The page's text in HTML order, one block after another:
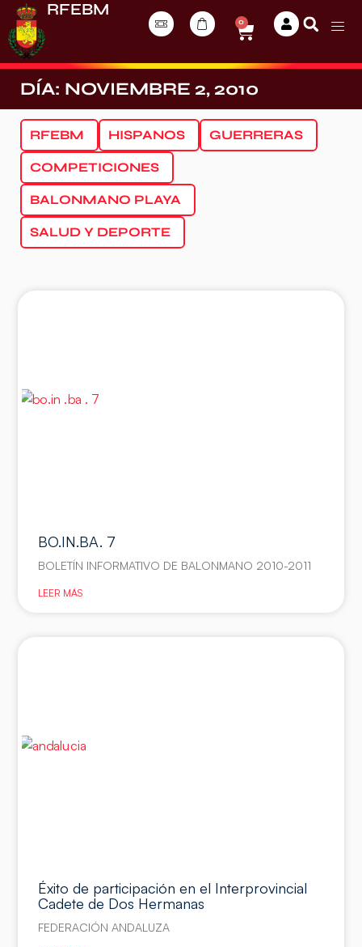
RFEBM
0
DÍA: NOVIEMBRE 2, 2010
RFEBM HISPANOS GUERRERAS
COMPETICIONES
BALONMANO PLAYA
SALUD Y DEPORTE
BO.IN.BA. 7
BOLETÍN INFORMATIVO DE BALONMANO 2010-2011
LEER MÁS
Éxito de participación en el Interprovincial
Cadete de Dos Hermanas
FEDERACIÓN ANDALUZA